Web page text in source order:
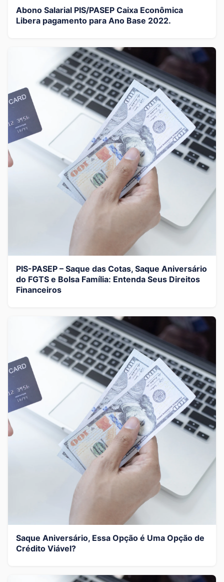
Abono Salarial PIS/PASEP Caixa Econômica
Libera pagamento para Ano Base 2022.
PIS-PASEP – Saque das Cotas, Saque Aniversário
do FGTS e Bolsa Família: Entenda Seus Direitos
Financeiros
Saque Aniversário, Essa Opção é Uma Opção de
Crédito Viável?